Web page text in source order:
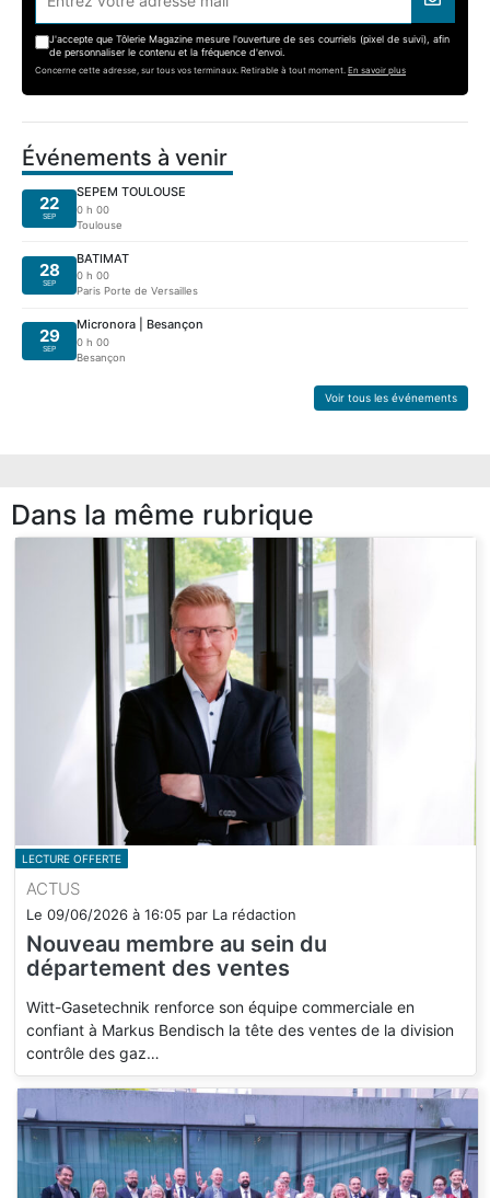
J'accepte que Tôlerie Magazine mesure l'ouverture de ses courriels (pixel de suivi), afin
de personnaliser le contenu et la fréquence d'envoi.
Concerne cette adresse, sur tous vos terminaux. Retirable à tout moment. En savoir plus
Événements à venir
22
SEP
SEPEM TOULOUSE
0 h 00
Toulouse
28
SEP
BATIMAT
0 h 00
Paris Porte de Versailles
29
SEP
Micronora | Besançon
0 h 00
Besançon
Voir tous les événements
Dans la même rubrique
LECTURE OFFERTE
ACTUS
Le 09/06/2026 à 16:05 par La rédaction
Nouveau membre au sein du
département des ventes
Witt-Gasetechnik renforce son équipe commerciale en
confiant à Markus Bendisch la tête des ventes de la division
contrôle des gaz…